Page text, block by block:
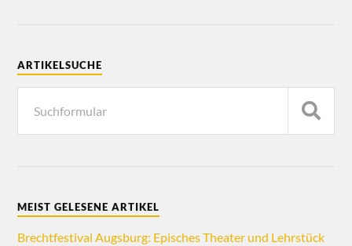
ARTIKELSUCHE
MEIST GELESENE ARTIKEL
Brechtfestival Augsburg: Episches Theater und Lehrstück